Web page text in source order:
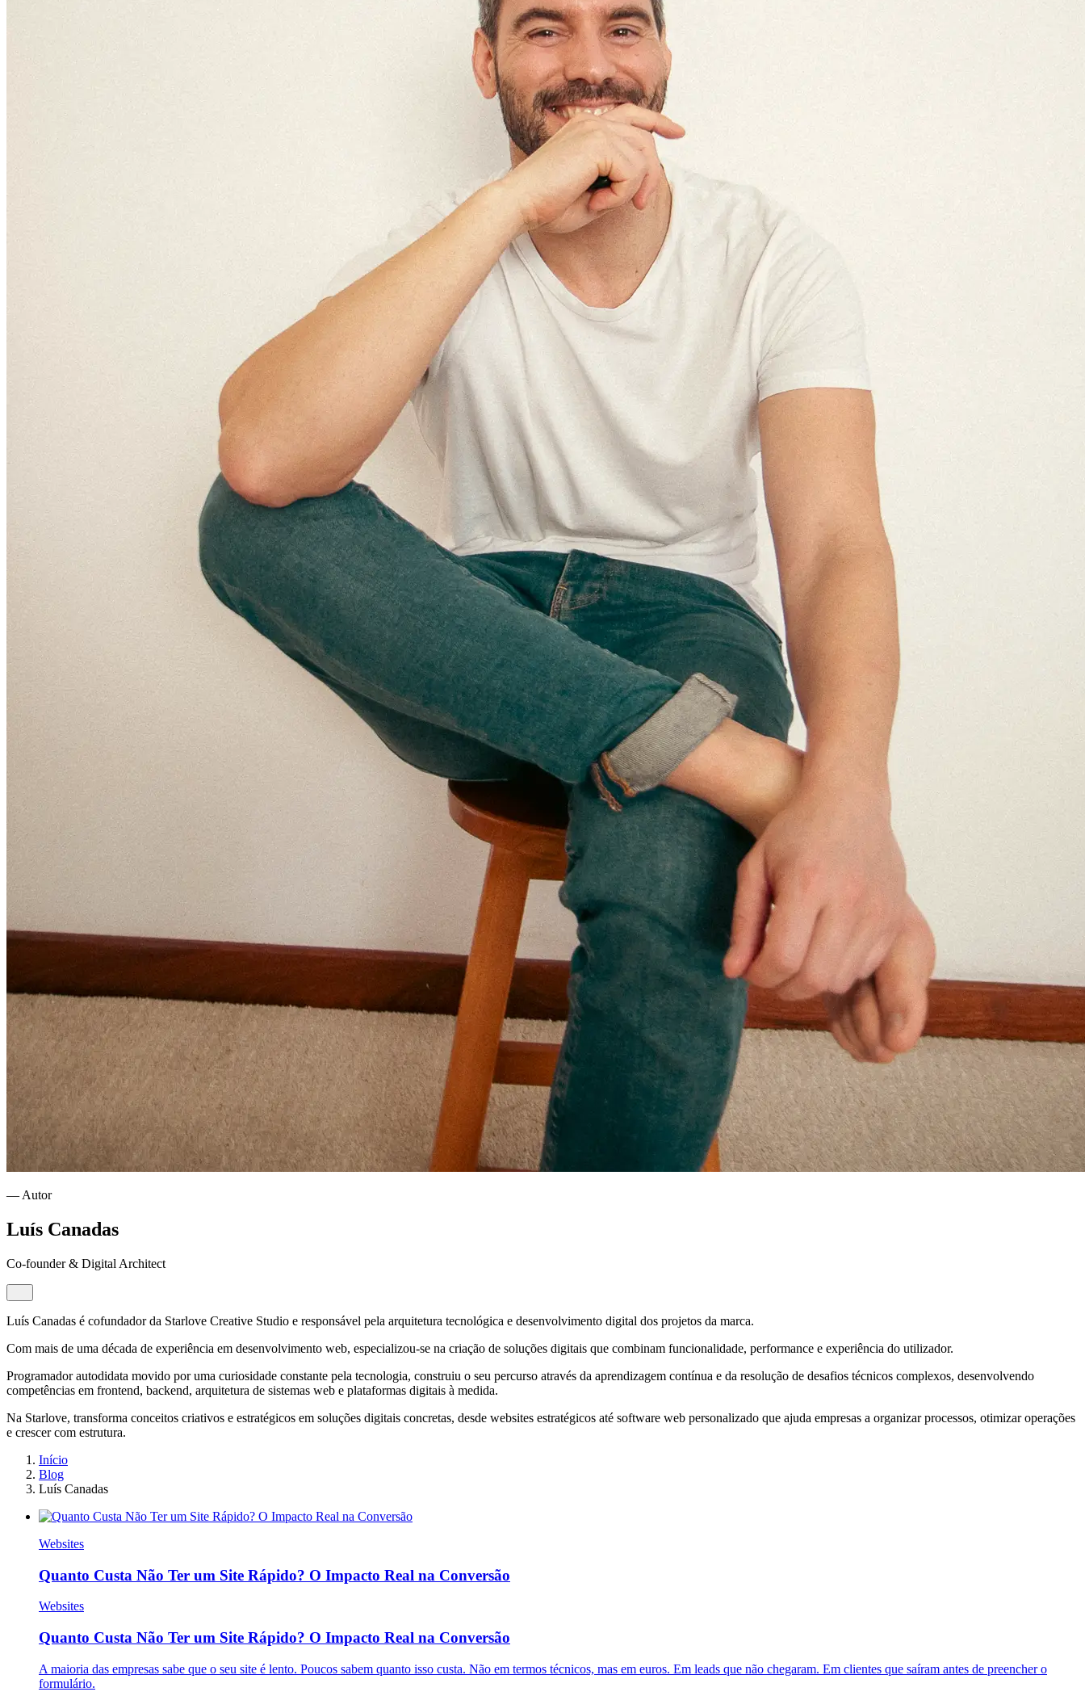
— Autor
Luís Canadas
Co-founder & Digital Architect
Luís Canadas é cofundador da Starlove Creative Studio e responsável pela arquitetura tecnológica e desenvolvimento digital dos projetos da marca.
Com mais de uma década de experiência em desenvolvimento web, especializou-se na criação de soluções digitais que combinam funcionalidade, performance e experiência do utilizador.
Programador autodidata movido por uma curiosidade constante pela tecnologia, construiu o seu percurso através da aprendizagem contínua e da resolução de desafios técnicos complexos, desenvolvendo
competências em frontend, backend, arquitetura de sistemas web e plataformas digitais à medida.
Na Starlove, transforma conceitos criativos e estratégicos em soluções digitais concretas, desde websites estratégicos até software web personalizado que ajuda empresas a organizar processos, otimizar operações
e crescer com estrutura.
Início
Blog
Luís Canadas
Websites
Quanto Custa Não Ter um Site Rápido? O Impacto Real na Conversão
Websites
Quanto Custa Não Ter um Site Rápido? O Impacto Real na Conversão
A maioria das empresas sabe que o seu site é lento. Poucos sabem quanto isso custa. Não em termos técnicos, mas em euros. Em leads que não chegaram. Em clientes que saíram antes de preencher o
formulário.